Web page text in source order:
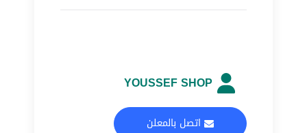
YOUSSEF SHOP
اتصل بالمعلن